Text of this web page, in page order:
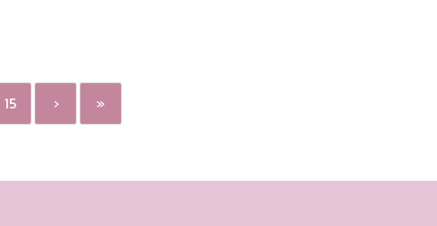
15 › »